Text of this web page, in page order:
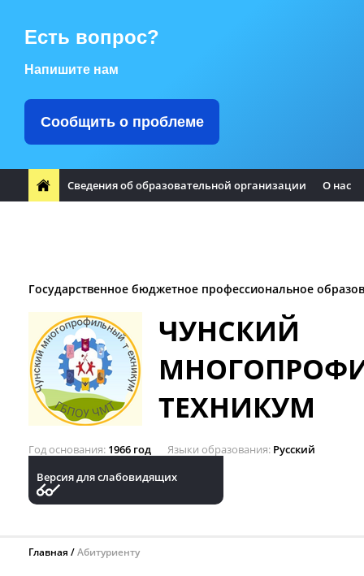
Есть вопрос?
Напишите нам
Сообщить о проблеме
Сведения об образовательной организации О нас
Государственное бюджетное профессиональное
ЧУНСКИЙ
ТЕХНИКУМ
Год основания 1966 год Языки образования Русский
Версия для слабовидящих
Главная Абитуриенту